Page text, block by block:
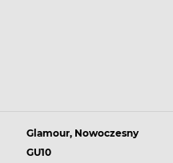
Glamour, Nowoczesny
GU10